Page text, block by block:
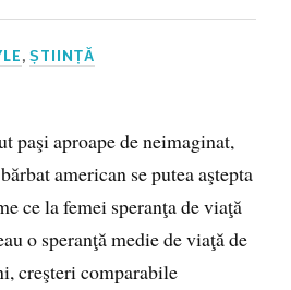
,ȘTIINȚĂ
paşi aproape de neimaginat,
american se putea aştepta
ce la femei speranţa de viaţă
o speranţă medie de viaţă de
creşteri comparabile